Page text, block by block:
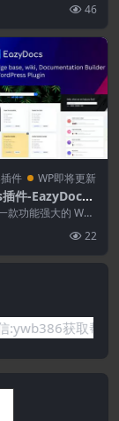
46
件 WP即将更新
件-EazyDocs
极文档解决方案
款功能强大的 Wor
22
获取帮助！